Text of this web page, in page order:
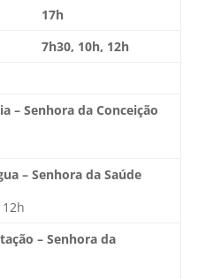
17h
7h30, 10h, 12h
– Senhora da Conceição
– Senhora da Saúde
– Senhora da